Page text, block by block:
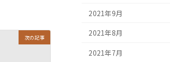
次の記事
2021年9月
2021年8月
2021年7月